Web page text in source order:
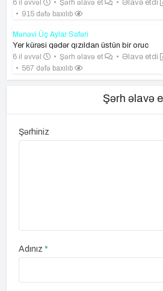
6 il əvvəl
Şərh əlavə et Əlavə etdi
915 dəfə baxılıb
Mənəvi Üç Aylar Səfəri
Yer kürəsi qədər qızıldan üstün bir oruc
6 il əvvəl
Şərh əlavə et Əlavə etdi
567 dəfə baxılıb
Şərh əlavə
Şərhiniz
Adınız*